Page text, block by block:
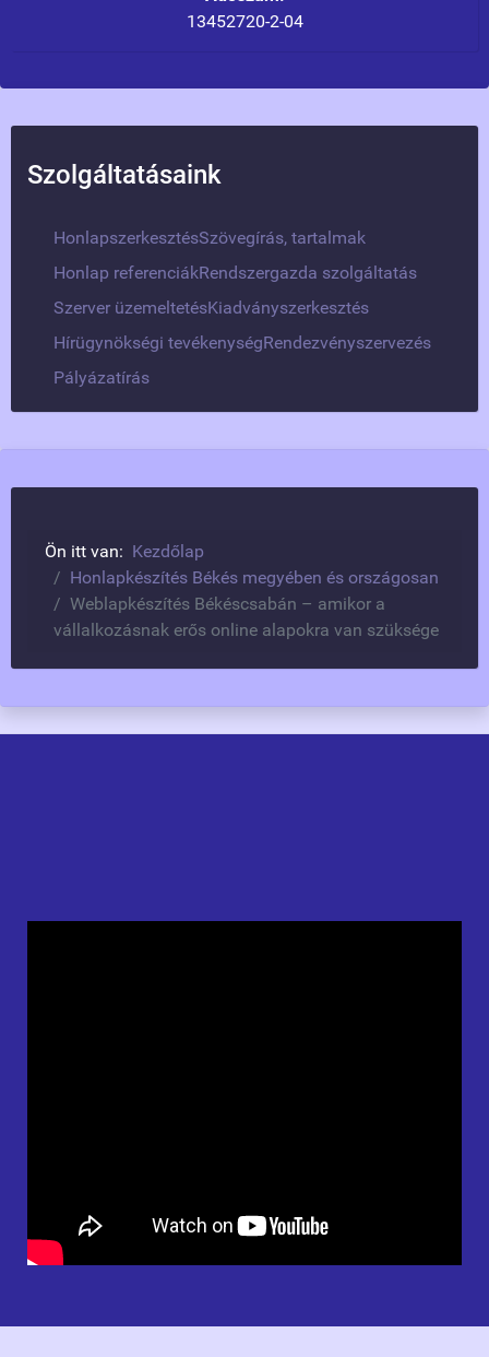
13452720-2-04
Szolgáltatásaink
HonlapszerkesztésSzövegírás, tartalmak
Honlap referenciákRendszergazda szolgáltatás
Szerver üzemeltetésKiadványszerkesztés
Hírügynökségi tevékenységRendezvényszervezés
Pályázatírás
Ön itt van: Kezdőlap
Honlapkészítés Békés megyében és országosan
Weblapkészítés Békéscsabán – amikor a
vállalkozásnak erős online alapokra van szüksége